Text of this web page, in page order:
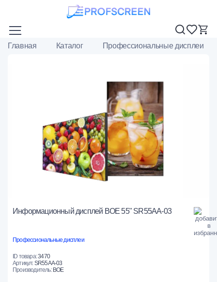
Главная Каталог Профессиональные дисплеи
Информационный дисплей BOE 55" SR55AA-03
Профессиональные дисплеи
ID товара:3470
Артикул:SR55AA-03
Производитель:BOE